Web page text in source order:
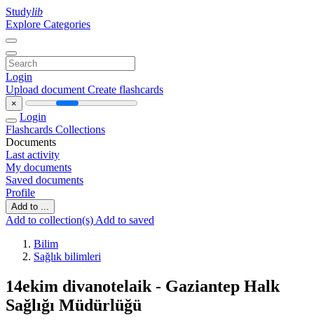
Studylib
Explore Categories
Login
Upload document Create flashcards
×
Login
Flashcards Collections
Documents
Last activity
My documents
Saved documents
Profile
Add to ...
Add to collection(s) Add to saved
Bilim
Sağlık bilimleri
14ekim divanotelaik - Gaziantep Halk
Sağlığı Müdürlüğü